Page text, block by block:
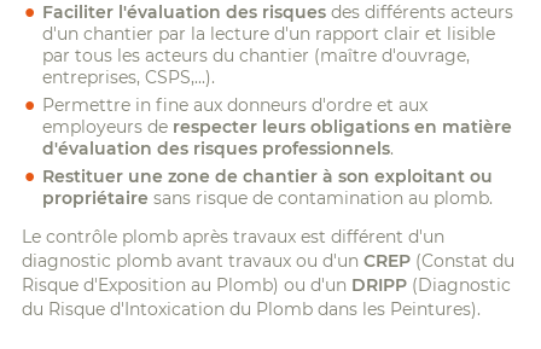
Faciliter l'évaluation des risques des différents acteurs
d'un chantier par la lecture d'un rapport clair et lisible
par tous les acteurs du chantier (maître d'ouvrage,
entreprises, CSPS,...).
Permettre in fine aux donneurs d'ordre et aux
employeurs de respecter leurs obligations en matière
d'évaluation des risques professionnels.
Restituer une zone de chantier à son exploitant ou
propriétairesans risque de contamination au plomb.
Le contrôle plomb après travaux est différent d'un
diagnostic plomb avant travaux ou d'un CREP (Constat du
Risque d'Exposition au Plomb) ou d'un DRIPP (Diagnostic
du Risque d'Intoxication du Plomb dans les Peintures).